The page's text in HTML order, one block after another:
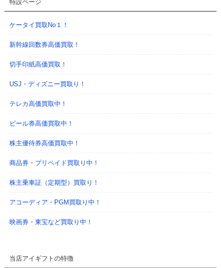
特設ページ
ケータイ買取No１！
新幹線回数券高価買取！
切手印紙高価買取！
USJ・ディズニー買取り！
テレカ高価買取中！
ビール券高価買取中！
株主優待券高価買取中！
商品券・プリペイド買取り中！
株主乗車証（定期型）買取り！
アコーディア・PGM買取り中！
映画券・東宝など買取り中！
当店アイギフトの特徴